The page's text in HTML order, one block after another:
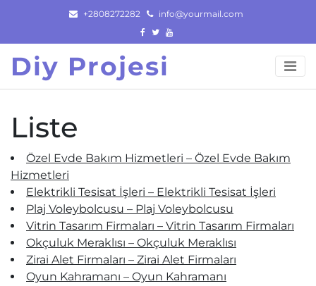
content
+2808272282 info@yourmail.com
Diy Projesi
Liste
Özel Evde Bakım Hizmetleri – Özel Evde Bakım
Hizmetleri
Elektrikli Tesisat İşleri – Elektrikli Tesisat İşleri
Plaj Voleybolcusu – Plaj Voleybolcusu
Vitrin Tasarım Firmaları – Vitrin Tasarım Firmaları
Okçuluk Meraklısı – Okçuluk Meraklısı
Zirai Alet Firmaları – Zirai Alet Firmaları
Oyun Kahramanı – Oyun Kahramanı